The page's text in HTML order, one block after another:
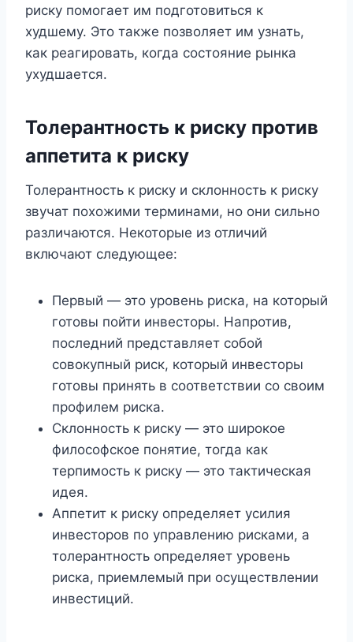
риску помогает им подготовиться к
худшему. Это также позволяет им узнать,
как реагировать, когда состояние рынка
ухудшается.
Толерантность к риску против
аппетита к риску
Толерантность к риску и склонность к риску
звучат похожими терминами, но они сильно
различаются. Некоторые из отличий
включают следующее:
Первый — это уровень риска, на который
готовы пойти инвесторы. Напротив,
последний представляет собой
совокупный риск, который инвесторы
готовы принять в соответствии со своим
профилем риска.
Склонность к риску — это широкое
философское понятие, тогда как
терпимость к риску — это тактическая
идея.
Аппетит к риску определяет усилия
инвесторов по управлению рисками, а
толерантность определяет уровень
риска, приемлемый при осуществлении
инвестиций.